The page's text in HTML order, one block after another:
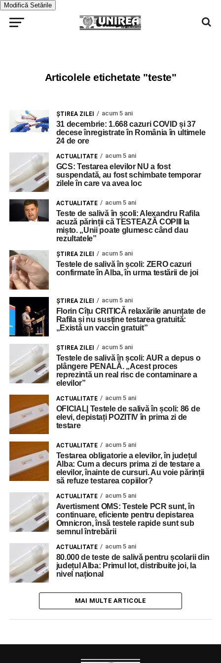
Modifică Setările
Articolele etichetate "teste"
ŞTIREA ZILEI acum 5 ani
31 decembrie: 1.668 cazuri COVID și 37
decese înregistrate în România în ultimele
24 de ore
ACTUALITATE acum 5 ani
GCS: Testarea elevilor NU a fost
suspendată, au fost schimbate temporar
zilele în care va avea loc
ACTUALITATE acum 5 ani
Teste de salivă în școli: Alexandru Rafila
acuză părinții că TESTEAZĂ COPIII la
mișto. „Unii poate glumesc când dau
rezultatele”
ŞTIREA ZILEI acum 5 ani
Testele de salivă în școli: ZERO cazuri
confirmate în Alba, în urma testării de joi
ŞTIREA ZILEI acum 5 ani
Florin Cîțu CRITICĂ relaxările anunțate de
Rafila și nu susține testarea gratuită:
„Există un vaccin gratuit”
ŞTIREA ZILEI acum 5 ani
Testele de salivă în școli: AUR a depus o
plângere PENALĂ. „Acest proces
reprezintă un real risc de contaminare a
elevilor”
ACTUALITATE acum 5 ani
OFICIAL| Testele de salivă în școli: 86 de
elevi, depistați POZITIV în prima zi de
testare
ACTUALITATE acum 5 ani
Testarea obligatorie a elevilor, în județul
Alba: Cum a decurs prima zi de testare a
elevilor, înainte de cursuri. Au voie părinții
să refuze testarea copiilor?
ACTUALITATE acum 5 ani
Avertisment OMS: Testele PCR sunt, în
continuare, eficiente pentru depistarea
Omnicron, însă testele rapide sunt sub
semnul întrebării
ACTUALITATE acum 5 ani
80.000 de teste de salivă pentru școlarii din
județul Alba: Primul lot, distribuite joi, la
nivel național
MAI MULTE ARTICOLE